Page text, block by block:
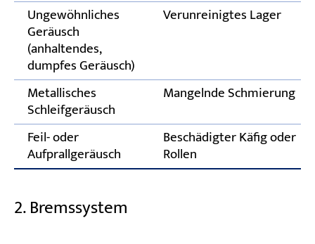
Ungewöhnliches
Geräusch
(anhaltendes,
dumpfes Geräusch)
Verunreinigtes Lager
Metallisches
Schleifgeräusch
Mangelnde Schmierung
Feil- oder
Aufprallgeräusch
Beschädigter Käfig oder
Rollen
2. Bremssystem